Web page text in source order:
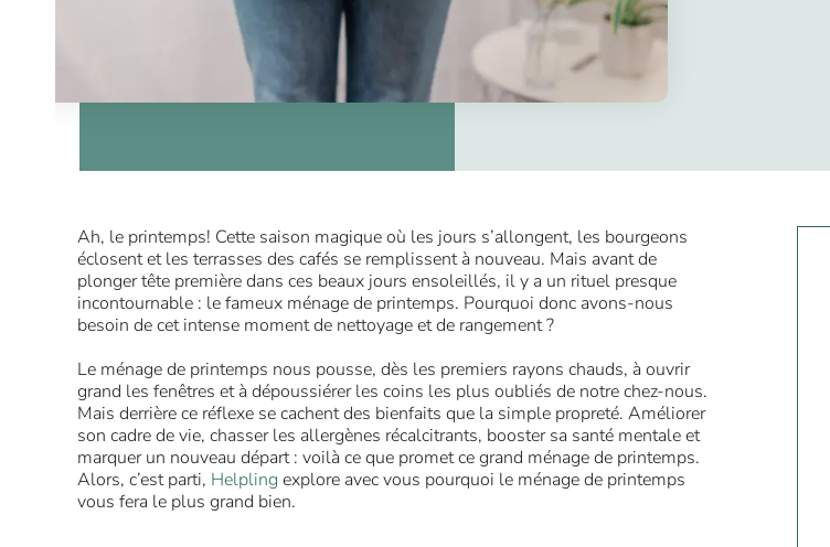
Ah, le printemps! Cette saison magique où les jours s’allongent, les bourgeons
éclosent et les terrasses des cafés se remplissent à nouveau. Mais avant de
plonger tête première dans ces beaux jours ensoleillés, il y a un rituel presque
incontournable : le fameux ménage de printemps. Pourquoi donc avons-nous
besoin de cet intense moment de nettoyage et de rangement ?
Le ménage de printemps nous pousse, dès les premiers rayons chauds, à ouvrir
grand les fenêtres et à dépoussiérer les coins les plus oubliés de notre chez-nous.
Mais derrière ce réflexe se cachent des bienfaits que la simple propreté. Améliorer
son cadre de vie, chasser les allergènes récalcitrants, booster sa santé mentale et
marquer un nouveau départ : voilà ce que promet ce grand ménage de printemps.
Alors, c’est parti, Helpling explore avec vous pourquoi le ménage de printemps
vous fera le plus grand bien.